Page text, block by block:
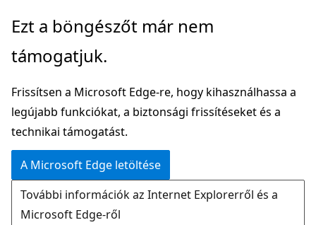
Ugrás
fő
Ezt a böngészőt már nem
támogatjuk.
Frissítsen a Microsoft Edge-re, hogy kihasználhassa a
legújabb funkciókat, a biztonsági frissítéseket és a
technikai támogatást.
A Microsoft Edge letöltése
További információk az Internet Explorerről és a
Microsoft Edge-ről